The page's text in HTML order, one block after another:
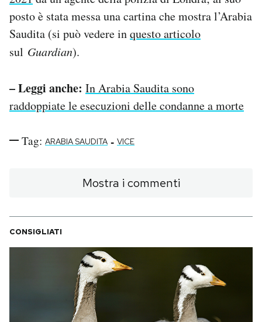
posto è stata messa una cartina che mostra l’Arabia
Saudita (si può vedere inquesto articolo
sul Guardian).
– Leggi anche: In Arabia Saudita sono
raddoppiate le esecuzioni delle condanne a morte
Tag: ARABIA SAUDITA - VICE
Mostra i commenti
CONSIGLIATI